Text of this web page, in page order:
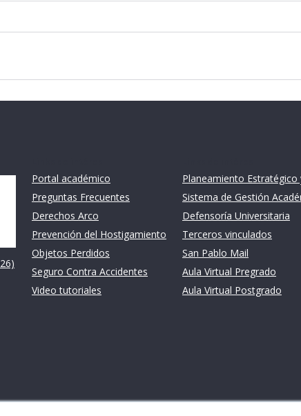
Portal académico
Preguntas Frecuentes
Derechos Arco
Prevención del Hostigamiento
Objetos Perdidos
Seguro Contra Accidentes
Video tutoriales
Planeamiento Estratégico
Sistema de Gestión
Defensoría Universitaria
Terceros vinculados
San Pablo Mail
Aula Virtual Pregrado
Aula Virtual Postgrado